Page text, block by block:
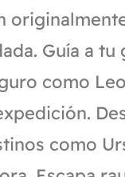
Guía a tu
como
como